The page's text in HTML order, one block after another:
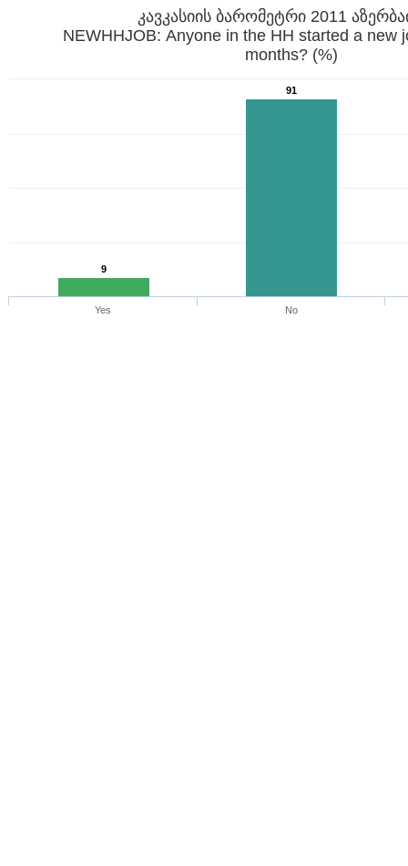
კავკასიის ბარომეტრი 2011
NEWHHJOB: Anyone in the HH started a new
months? (%)
9
91
Yes No